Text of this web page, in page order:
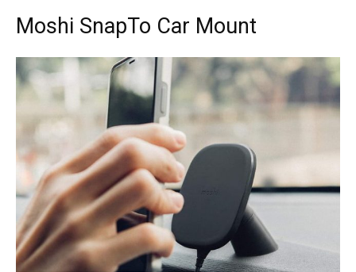
Moshi SnapTo Car Mount